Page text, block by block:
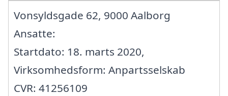
Vonsyldsgade 62, 9000 Aalborg
Ansatte:
Startdato: 18. marts 2020,
Virksomhedsform: Anpartsselskab
CVR: 41256109